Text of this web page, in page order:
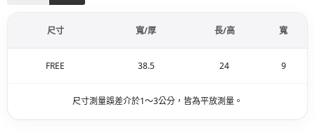
尺寸 寬/厚 長/高 寬
FREE 38.5 24 9
尺寸測量誤差介於1～3公分，皆為平放測量。